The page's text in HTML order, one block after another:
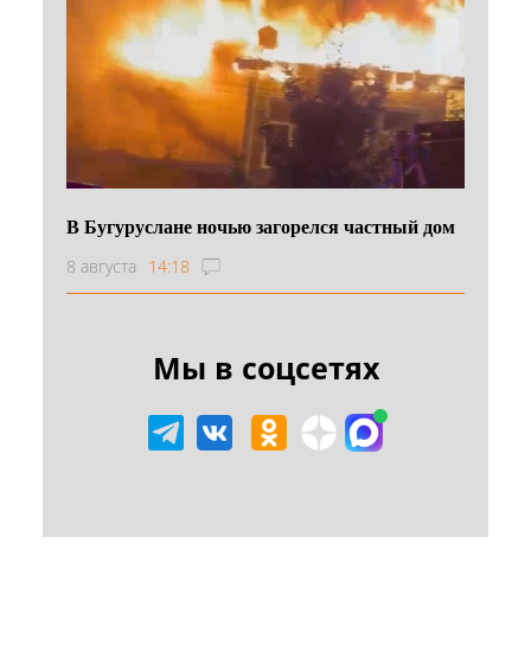
В Бугуруслане ночью загорелся частный дом
8 августа 14:18
Мы в соцсетях